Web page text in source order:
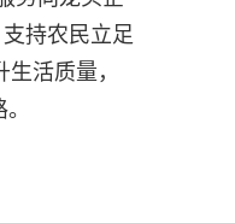
持农民立足
活质量，